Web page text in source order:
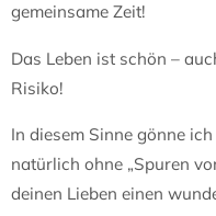
gemeinsame Zeit!
Das Leben ist schön –
Risiko!
In diesem Sinne gönne
natürlich ohne „Spuren
deinen Lieben einen